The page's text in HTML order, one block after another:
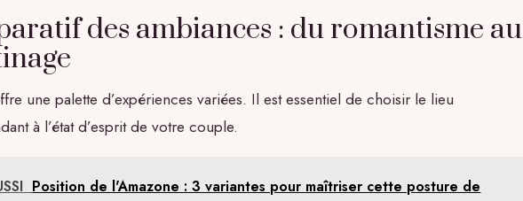
des ambiances : du romantisme au
une palette d’expériences variées. Il est essentiel de choisir le lieu
à l’état d’esprit de votre couple.
Position de l'Amazone : 3 variantes pour maîtriser cette posture de